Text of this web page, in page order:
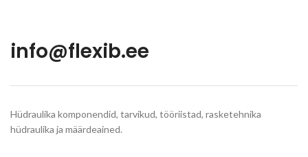
info@flexib.ee
Hüdraulika komponendid, tarvikud, tööriistad, rasketehnika
hüdraulika ja määrdeained.